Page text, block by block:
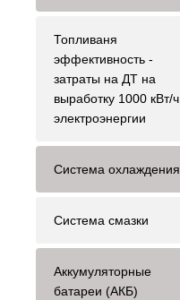
Топливаня
эффективность -
затраты на ДТ на
выработку 1000 кВт/ч
электроэнергии
Система охлаждения
Система смазки
Аккумуляторные
батареи (АКБ)